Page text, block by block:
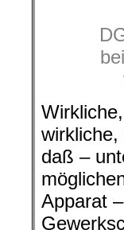
daß –
Apparat